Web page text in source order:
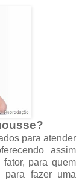
para atender
assim
para quem
fazer uma